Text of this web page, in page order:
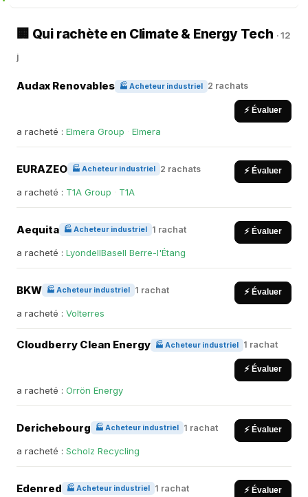
🏢 Qui rachète en Climate & Energy Tech · 12
j
Audax Renovables 🏭 Acheteur industriel 2 rachats
⚡ Évaluer
a racheté : Elmera Group Elmera
EURAZEO 🏭 Acheteur industriel 2 rachats ⚡ Évaluer
a racheté : T1A Group T1A
Aequita 🏭 Acheteur industriel 1 rachat ⚡ Évaluer
a racheté : LyondellBasell Berre-l'Étang
BKW 🏭 Acheteur industriel 1 rachat ⚡ Évaluer
a racheté : Volterres
Cloudberry Clean Energy 🏭 Acheteur industriel 1 rachat
⚡ Évaluer
a racheté : Orrön Energy
Derichebourg 🏭 Acheteur industriel 1 rachat ⚡ Évaluer
a racheté : Scholz Recycling
Edenred 🏭 Acheteur industriel 1 rachat ⚡ Évaluer